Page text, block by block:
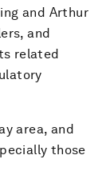
and Arthur
and
related
area, and
those